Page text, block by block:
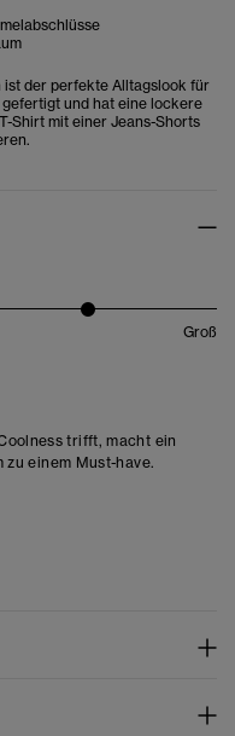
ist der perfekte Alltagslook für
und hat eine lockere
Shirt mit einer Jeans-Shorts
Groß
trifft, macht ein
einem Must-have.